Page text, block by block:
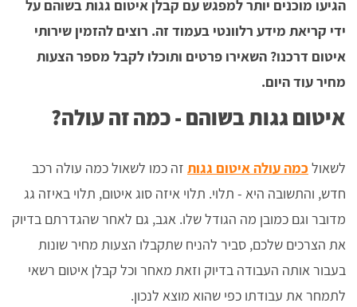
הגיעו מוכנים יותר למפגש עם קבלן איטום גגות בשוהם על
ידי קריאת מידע רלוונטי בעמוד זה. רוצים להזמין שירותי
איטום דרכנו? השאירו פרטים ותוכלו לקבל מספר הצעות
מחיר עוד היום.
איטום גגות בשוהם - כמה זה עולה?
לשאול כמה עולה איטום גגות זה כמו לשאול כמה עולה רכב
חדש, והתשובה היא - תלוי. תלוי איזה סוג איטום, תלוי באיזה גג
מדובר וגם כמובן מה הגודל שלו. אגב, גם לאחר שהגדרתם בדיוק
את הצרכים שלכם, סביר להניח שתקבלו הצעות מחיר שונות
בעבור אותה העבודה בדיוק וזאת מאחר וכל קבלן איטום רשאי
לתמחר את עבודתו כפי שהוא מוצא לנכון.